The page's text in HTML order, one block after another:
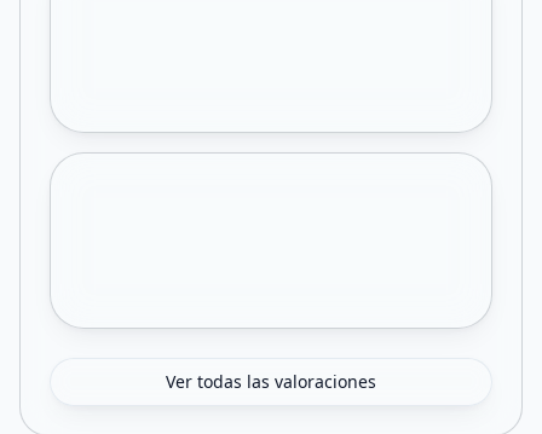
Ver todas las valoraciones